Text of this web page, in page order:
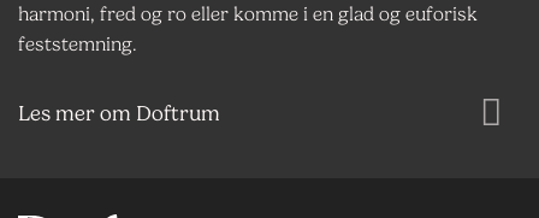
harmoni, fred og ro eller komme i en glad og euforisk
feststemning.
Les mer om Doftrum